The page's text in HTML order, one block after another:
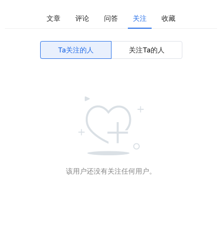
文章 评论 问答 关注 收藏
Ta关注的人 关注Ta的人
该用户还没有关注任何用户。